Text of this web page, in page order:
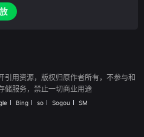
用资源，版权归原作者所有，不参与和
储服务，禁止一切商业用途
Bing so Sogou SM